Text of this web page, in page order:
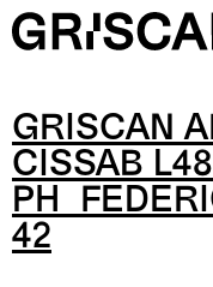
Proyectos
Estudio
Contacto
GRISCAN
CISSAB
42